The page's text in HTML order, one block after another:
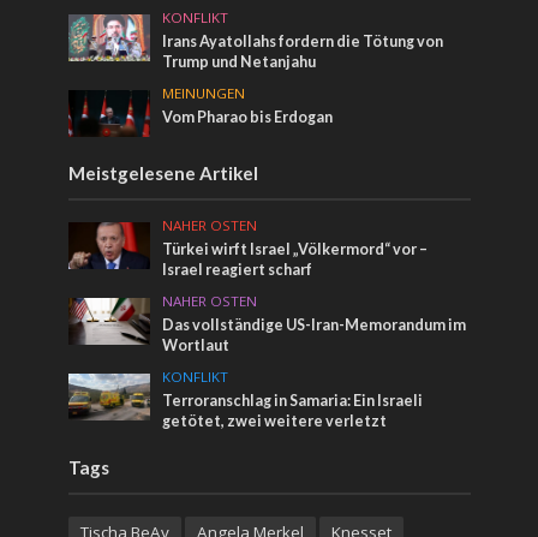
KONFLIKT
Irans Ayatollahs fordern die Tötung von
Trump und Netanjahu
MEINUNGEN
Vom Pharao bis Erdogan
Meistgelesene Artikel
NAHER OSTEN
Türkei wirft Israel „Völkermord“ vor –
Israel reagiert scharf
NAHER OSTEN
Das vollständige US-Iran-Memorandum im
Wortlaut
KONFLIKT
Terroranschlag in Samaria: Ein Israeli
getötet, zwei weitere verletzt
Tags
Tischa BeAv Angela Merkel Knesset